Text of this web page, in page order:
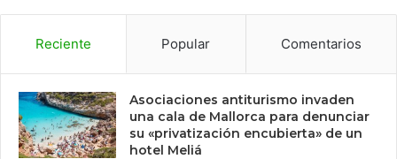
Reciente Popular Comentarios
Asociaciones antiturismo invaden
una cala de Mallorca para denunciar
su «privatización encubierta» de un
hotel Meliá